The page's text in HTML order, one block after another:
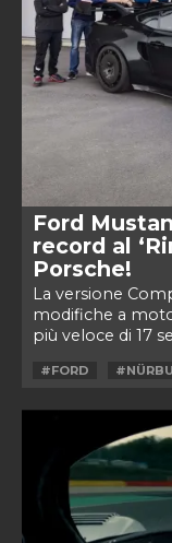
Ford
record al
Porsche!
La versione
modifiche a
più veloce di 17
#FORD